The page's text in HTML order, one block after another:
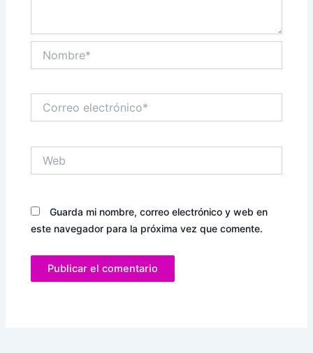
electrónico*
Guarda mi nombre, correo electrónico y web en
este navegador para la próxima vez que comente.